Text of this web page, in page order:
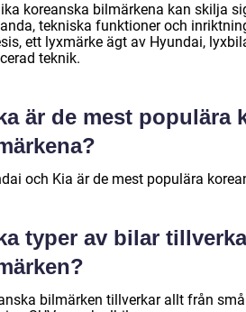
koreanska bilmärkena kan skilja
tekniska funktioner och
ett lyxmärke ägt av Hyundai,
teknik.
är de mest populära
och Kia är de mest populära
typer av bilar
bilmärken tillverkar allt från